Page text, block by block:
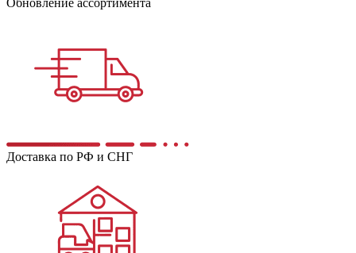
Доставка по РФ и СНГ